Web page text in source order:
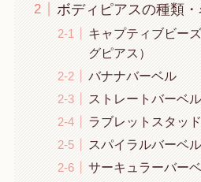
ボディピアスの種類
キャプティブビー
グピアス）
バナナバーベル
ストレートバーベル
ラブレットスタッド
スパイラルバーベル
サーキュラーバー